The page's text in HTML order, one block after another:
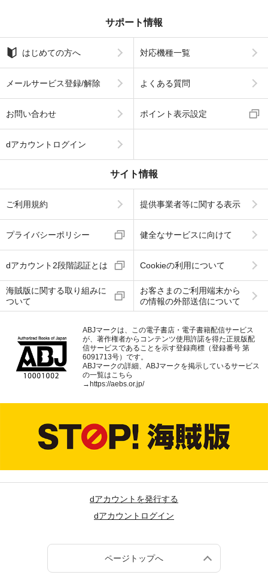
サポート情報
はじめての方へ 対応機種一覧
メールサービス登録/解除 よくある質問
お問い合わせ ポイント表示設定
dアカウントログイン
サイト情報
ご利用規約 提供事業者等に関する表示
プライバシーポリシー 健全なサービスに向けて
dアカウント2段階認証とは Cookieの利用について
海賊版に関する取り組みに
ついて
お客さまのご利用端末から
の情報の外部送信について
ABJマークは、この電子書店・電子書籍配信サービス
が、著作権者からコンテンツ使用許諾を得た正規版配
信サービスであることを示す登録商標（登録番号 第
6091713号）です。
ABJマークの詳細、ABJマークを掲示しているサービス
の一覧はこちら
→ https://aebs.or.jp/
dアカウントを発行する
dアカウントログイン
ページトップへ